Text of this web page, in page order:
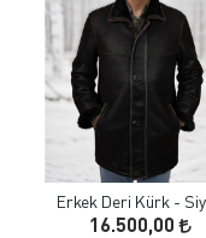
Erkek Deri Kürk -
16.500,00